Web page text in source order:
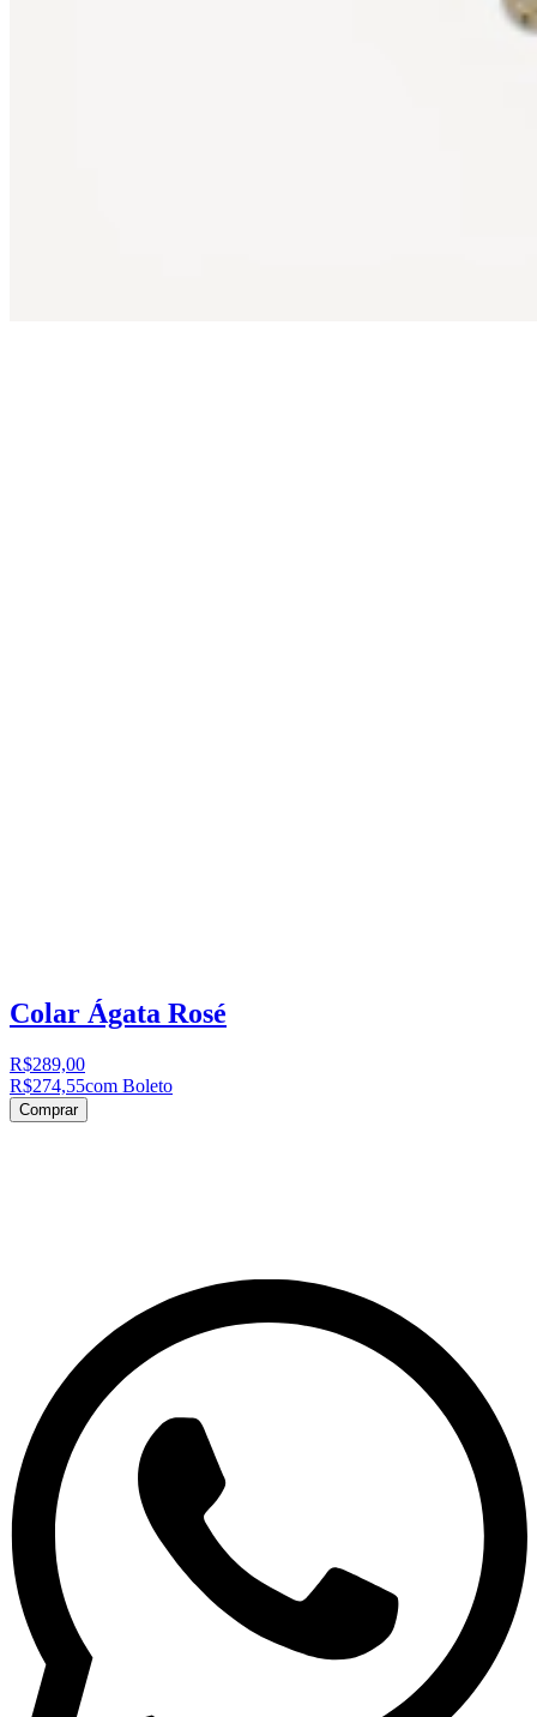
Colar Ágata Rosé
R$289,00
R$274,55com Boleto
Comprar